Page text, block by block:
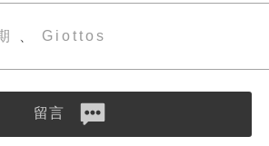
Giottos
留言